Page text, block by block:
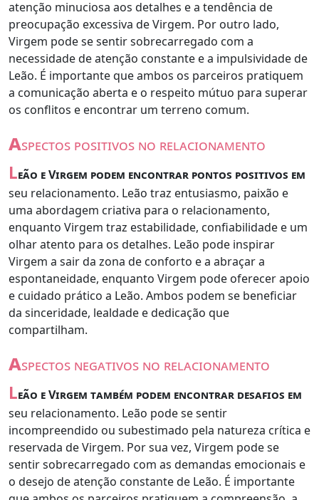
atenção minuciosa aos detalhes e a tendência de
preocupação excessiva de Virgem. Por outro lado,
Virgem pode se sentir sobrecarregado com a
necessidade de atenção constante e a impulsividade de
Leão. É importante que ambos os parceiros pratiquem
a comunicação aberta e o respeito mútuo para superar
os conflitos e encontrar um terreno comum.
aspectos positivos no relacionamento
Leão e Virgem podem encontrar pontos positivos em
seu relacionamento. Leão traz entusiasmo, paixão e
uma abordagem criativa para o relacionamento,
enquanto Virgem traz estabilidade, confiabilidade e um
olhar atento para os detalhes. Leão pode inspirar
Virgem a sair da zona de conforto e a abraçar a
espontaneidade, enquanto Virgem pode oferecer apoio
e cuidado prático a Leão. Ambos podem se beneficiar
da sinceridade, lealdade e dedicação que
compartilham.
aspectos negativos no relacionamento
Leão e Virgem também podem encontrar desafios em
seu relacionamento. Leão pode se sentir
incompreendido ou subestimado pela natureza crítica e
reservada de Virgem. Por sua vez, Virgem pode se
sentir sobrecarregado com as demandas emocionais e
o desejo de atenção constante de Leão. É importante